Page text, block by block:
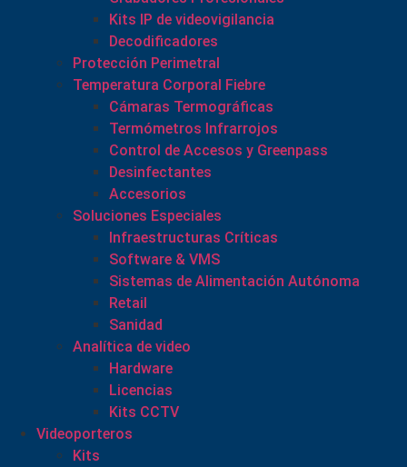
Kits IP de videovigilancia
Decodificadores
Protección Perimetral
Temperatura Corporal Fiebre
Cámaras Termográficas
Termómetros Infrarrojos
Control de Accesos y Greenpass
Desinfectantes
Accesorios
Soluciones Especiales
Infraestructuras Críticas
Software & VMS
Sistemas de Alimentación Autónoma
Retail
Sanidad
Analítica de video
Hardware
Licencias
Kits CCTV
Videoporteros
Kits